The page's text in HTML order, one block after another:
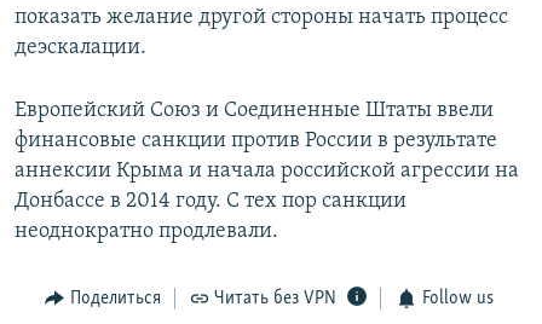
показать желание другой стороны начать процесс
деэскалации.
Европейский Союз и Соединенные Штаты ввели
финансовые санкции против России в результате
аннексии Крыма и начала российской агрессии на
Донбассе в 2014 году. С тех пор санкции
неоднократно продлевали.
Поделиться Читать без VPN Follow us